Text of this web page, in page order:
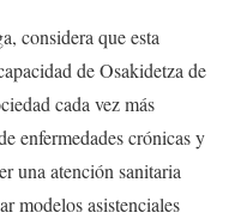
considera que esta
de Osakidetza de
cada vez más
enfermedades crónicas y
una atención sanitaria
modelos asistenciales